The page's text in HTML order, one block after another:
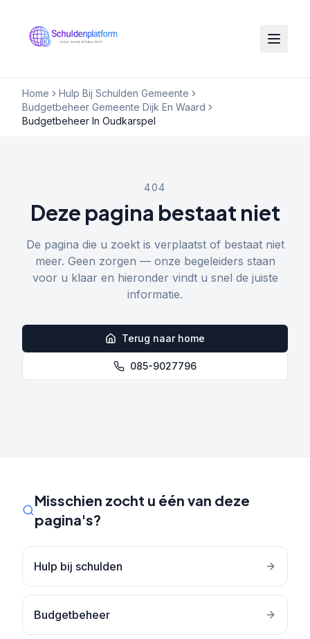
Home
Hulp Bij Schulden Gemeente
Budgetbeheer Gemeente Dijk En Waard
Budgetbeheer In Oudkarspel
404
Deze pagina bestaat niet
De pagina die u zoekt is verplaatst of bestaat niet
meer. Geen zorgen — onze begeleiders staan
voor u klaar en hieronder vindt u snel de juiste
informatie.
Terug naar home
085-9027796
Misschien zocht u één van deze
pagina's?
Hulp bij schulden
Budgetbeheer